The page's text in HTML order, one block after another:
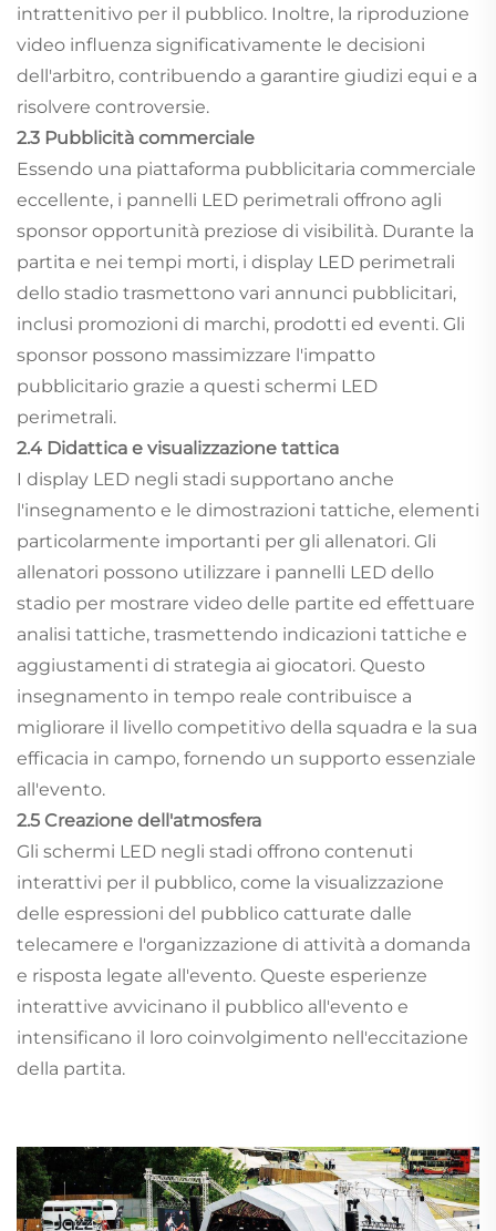
intrattenitivo per il pubblico. Inoltre, la riproduzione
video influenza significativamente le decisioni
dell'arbitro, contribuendo a garantire giudizi equi e a
risolvere controversie.
2.3 Pubblicità commerciale
Essendo una piattaforma pubblicitaria commerciale
eccellente, i pannelli LED perimetrali offrono agli
sponsor opportunità preziose di visibilità. Durante la
partita e nei tempi morti, i display LED perimetrali
dello stadio trasmettono vari annunci pubblicitari,
inclusi promozioni di marchi, prodotti ed eventi. Gli
sponsor possono massimizzare l'impatto
pubblicitario grazie a questi schermi LED
perimetrali.
2.4 Didattica e visualizzazione tattica
I display LED negli stadi supportano anche
l'insegnamento e le dimostrazioni tattiche, elementi
particolarmente importanti per gli allenatori. Gli
allenatori possono utilizzare i pannelli LED dello
stadio per mostrare video delle partite ed effettuare
analisi tattiche, trasmettendo indicazioni tattiche e
aggiustamenti di strategia ai giocatori. Questo
insegnamento in tempo reale contribuisce a
migliorare il livello competitivo della squadra e la sua
efficacia in campo, fornendo un supporto essenziale
all'evento.
2.5 Creazione dell'atmosfera
Gli schermi LED negli stadi offrono contenuti
interattivi per il pubblico, come la visualizzazione
delle espressioni del pubblico catturate dalle
telecamere e l'organizzazione di attività a domanda
e risposta legate all'evento. Queste esperienze
interattive avvicinano il pubblico all'evento e
intensificano il loro coinvolgimento nell'eccitazione
della partita.